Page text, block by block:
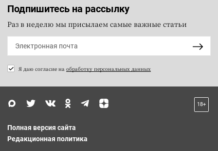
Подпишитесь на рассылку
Раз в неделю мы присылаем самые важные статьи
Я даю согласие на обработку персональных данных
18+
Полная версия сайта
Редакционная политика